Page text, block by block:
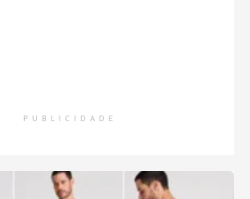
PUBLICIDADE